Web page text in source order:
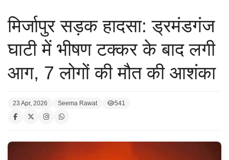
मिर्जापुर सड़क हादसा: ड्रमंडगंज
घाटी में भीषण टक्कर के बाद लगी
आग, 7 लोगों की मौत की आशंका
23 Apr, 2026 Seema Rawat 541